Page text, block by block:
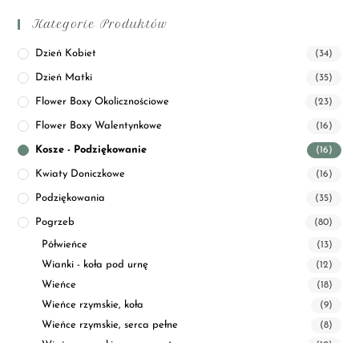
Kategorie Produktów
Dzień Kobiet (34)
Dzień Matki (35)
Flower Boxy Okolicznościowe (23)
Flower Boxy Walentynkowe (16)
Kosze - Podziękowanie (16)
Kwiaty Doniczkowe (16)
Podziękowania (35)
Pogrzeb (80)
Półwieńce (13)
Wianki - koła pod urnę (12)
Wieńce (18)
Wieńce rzymskie, koła (9)
Wieńce rzymskie, serca pełne (8)